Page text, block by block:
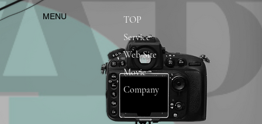
​MENU
TOP
Service
Web Site
Movie
Company